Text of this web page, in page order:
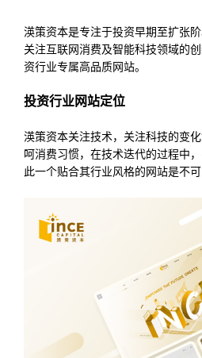
渶策资本是专注于投资早期至扩张
关注互联网消费及智能科技领域的
资行业专属高品质网站。
投资行业网站定位
渶策资本关注技术，关注科技的变
呵消费习惯，在技术迭代的过程中
此一个贴合其行业风格的网站是不可